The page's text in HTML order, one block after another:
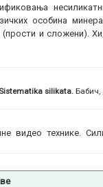
особина
и сложени).
Sistematika silikata.Бабич,
видео технике.